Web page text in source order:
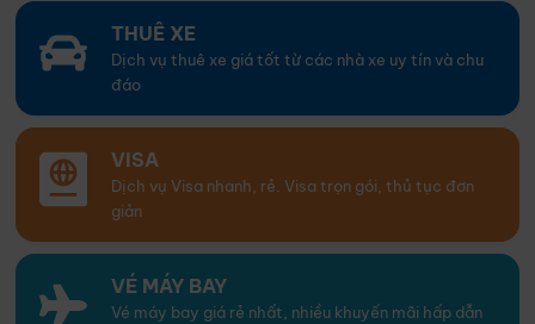
THUÊ XE
Dịch vụ thuê xe giá tốt từ các nhà xe uy tín và chu
đáo
VISA
Dịch vụ Visa nhanh, rẻ. Visa trọn gói, thủ tục đơn
giản
VÉ MÁY BAY
Vé máy bay giá rẻ nhất, nhiều khuyến mãi hấp dẫn